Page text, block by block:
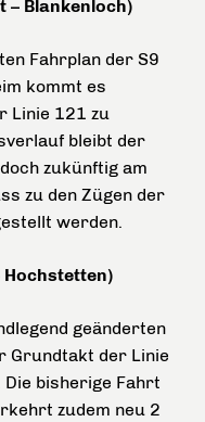
– Blankenloch)
Fahrplan der S9
kommt es
Linie 121 zu
bleibt der
zukünftig am
zu den Zügen der
werden.
Hochstetten)
geänderten
Grundtakt der Linie
bisherige Fahrt
zudem neu 2